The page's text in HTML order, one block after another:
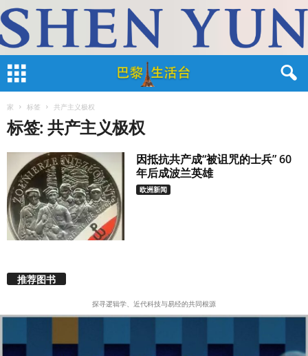
家 标签 共产主义极权
标签: 共产主义极权
因抵抗共产成“被诅咒的士兵” 60
年后成波兰英雄
欧洲新闻
推荐图书
探寻逻辑学、近代科技与易经的共同根源